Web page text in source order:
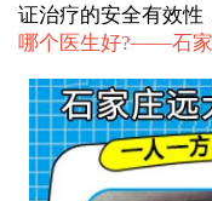
证治疗的安全有效性
哪个医生好?——石